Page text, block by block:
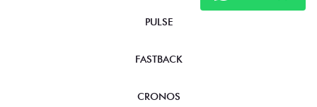
PULSE
FASTBACK
CRONOS